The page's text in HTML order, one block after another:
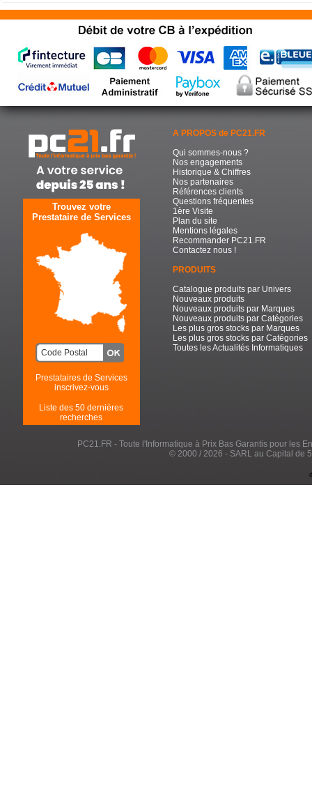
Trouvez votre
Prestataire de Services
Prestataires de Services
inscrivez-vous
Liste des 50 dernières
recherches
A PROPOS de PC21.FR
Qui sommes-nous ?
Nos engagements
Historique & Chiffres
Nos partenaires
Références clients
Questions fréquentes
1ère Visite
Plan du site
Mentions légales
Recommander PC21.FR
Contactez nous !
PRODUITS
Catalogue produits par Univers
Nouveaux produits
Nouveaux produits par Marques
Nouveaux produits par Catégories
Les plus gros stocks par Marques
Les plus gros stocks par Catégories
Toutes les Actualités Informatiques
PC21.FR - Toute l'Informatique à Prix Bas Garantis pour les
© 2000 / 2026 - SARL au Capital de